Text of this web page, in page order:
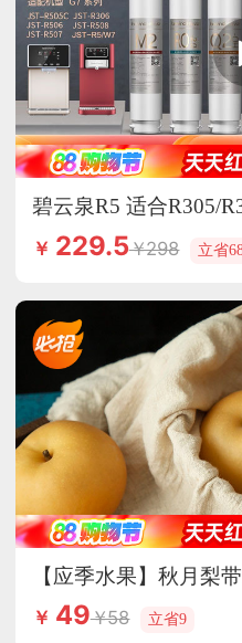
碧云泉R5 适合R305/
（选组合更优惠）
￥ 229.5 298 立省
【应季水果】秋月梨
脆甜
￥ 49 58 立省9